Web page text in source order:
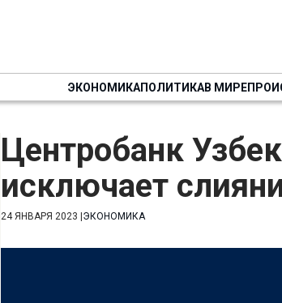
ЭКОНОМИКАПОЛИТИКАВ МИРЕ
Центробанк
исключает
24 ЯНВАРЯ 2023 ЭКОНОМИКА